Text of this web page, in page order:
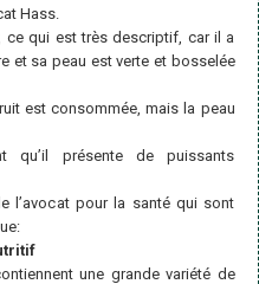
Hass.
ce qui est très descriptif, car il a
et sa peau est verte et bosselée
est consommée, mais la peau
qu’il présente de puissants
l’avocat pour la santé qui sont
une grande variété de